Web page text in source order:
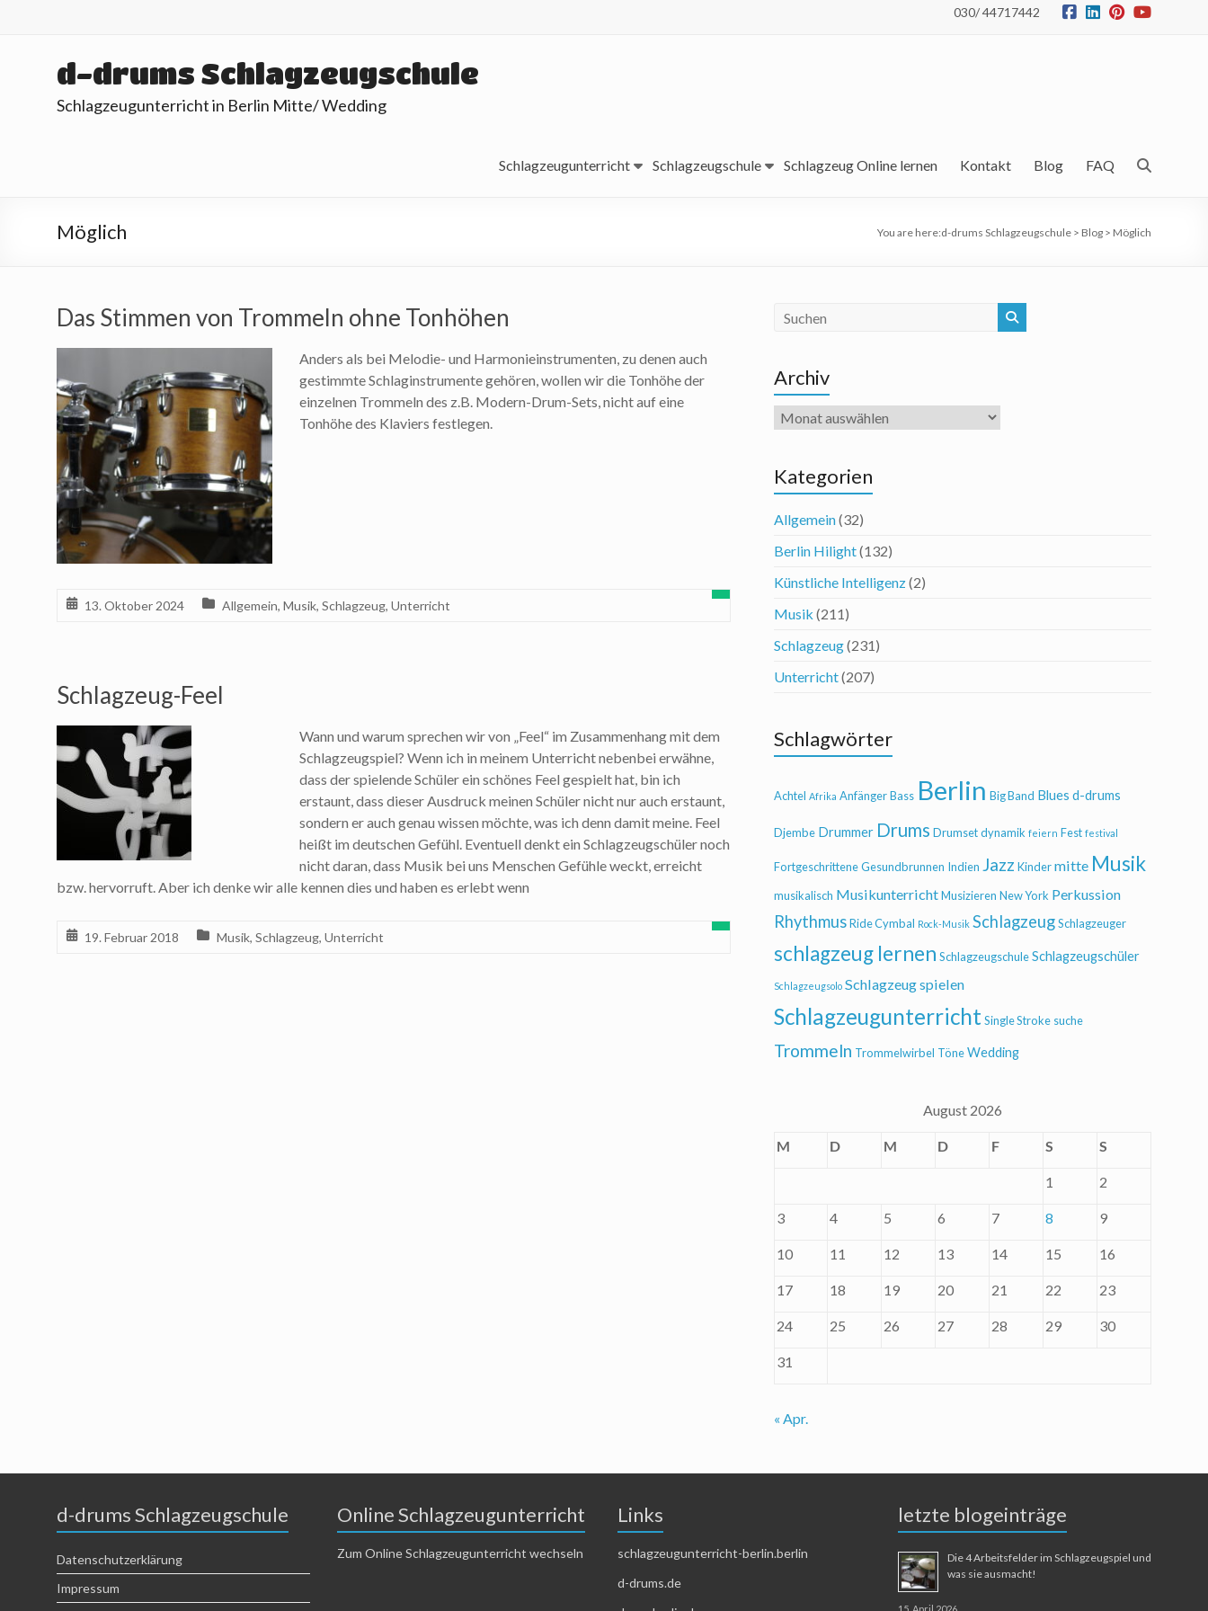
030/ 44717442
d-drums Schlagzeugschule
Schlagzeugunterricht in Berlin Mitte/ Wedding
Schlagzeugunterricht Schlagzeugschule Schlagzeug Online lernen Kontakt Blog FAQ
Möglich You are here:d-drums Schlagzeugschule > Blog > Möglich
Das Stimmen von Trommeln ohne Tonhöhen
Anders als bei Melodie- und Harmonieinstrumenten, zu denen auch
gestimmte Schlaginstrumente gehören, wollen wir die Tonhöhe der
einzelnen Trommeln des z.B. Modern-Drum-Sets, nicht auf eine
Tonhöhe des Klaviers festlegen.
13. Oktober 2024 Allgemein, Musik, Schlagzeug, Unterricht
Schlagzeug-Feel
Wann und warum sprechen wir von „Feel“ im Zusammenhang mit dem
Schlagzeugspiel? Wenn ich in meinem Unterricht nebenbei erwähne,
dass der spielende Schüler ein schönes Feel gespielt hat, bin ich
erstaunt, dass dieser Ausdruck meinen Schüler nicht nur auch erstaunt,
sondern er auch genau wissen möchte, was ich denn damit meine. Feel
heißt im deutschen Gefühl. Eventuell denkt ein Schlagzeugschüler noch
nicht daran, dass Musik bei uns Menschen Gefühle weckt, erreicht
bzw. hervorruft. Aber ich denke wir alle kennen dies und haben es erlebt wenn
19. Februar 2018 Musik, Schlagzeug, Unterricht
Archiv
Archiv
Kategorien
Allgemein(32)
Berlin Hilight(132)
Künstliche Intelligenz(2)
Musik (211)
Schlagzeug(231)
Unterricht(207)
Schlagwörter
Achtel Afrika AnfängerBass Berlin Big Band Blues d-drums
Djembe Drummer Drums Drumsetdynamik feiern Fest festival
FortgeschritteneGesundbrunnen Indien Jazz Kindermitte Musik
musikalisch MusikunterrichtMusizieren New York Perkussion
RhythmusRide Cymbal Rock-Musik SchlagzeugSchlagzeuger
schlagzeug lernen SchlagzeugschuleSchlagzeugschüler
Schlagzeugsolo Schlagzeug spielen
SchlagzeugunterrichtSingle Stroke suche
Trommeln Trommelwirbel TöneWedding
August 2026
M D M D F S S
1 2
3 4 5 6 7 8 9
10 11 12 13 14 15 16
17 18 19 20 21 22 23
24 25 26 27 28 29 30
31
« Apr.
d-drums Schlagzeugschule
Datenschutzerklärung
Impressum
Online Schlagzeugunterricht
Zum Online Schlagzeugunterricht wechseln
Links
schlagzeugunterricht-berlin.berlin
d-drums.de
letzte blogeinträge
Die 4 Arbeitsfelder im Schlagzeugspiel und
was sie ausmacht!